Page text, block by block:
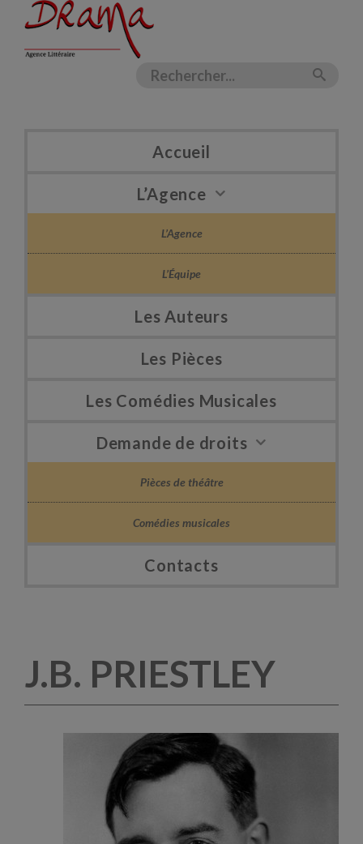
Accueil
L’Agence
L’Agence
L’Équipe
Les Auteurs
Les Pièces
Les Comédies Musicales
Demande de droits
Pièces de théâtre
Comédies musicales
Contacts
J.B. PRIESTLEY